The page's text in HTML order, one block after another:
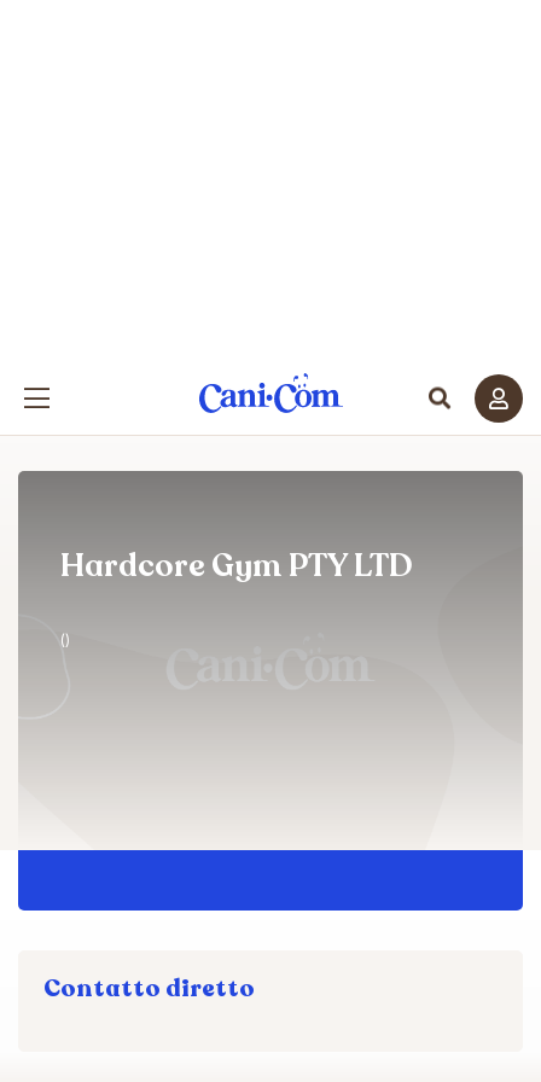
Hardcore Gym PTY LTD
()
Contatto diretto